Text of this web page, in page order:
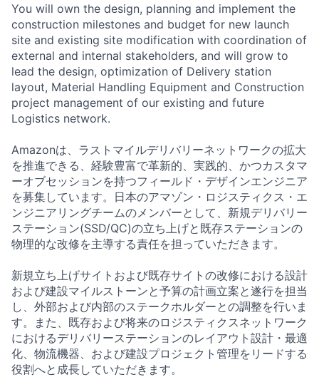
You will own the design, planning and implement the
construction milestones and budget for new launch
site and existing site modification with coordination of
external and internal stakeholders, and will grow to
lead the design, optimization of Delivery station
layout, Material Handling Equipment and Construction
project management of our existing and future
Logistics network.
Amazonは、ラストマイルデリバリーネットワークの拡大
を推進できる、経験豊富で革新的、実践的、かつカスタマ
ーオブセッションを持つフィールド・デザインエンジニア
を募集しています。日本のアマゾン・ロジスティクス・エ
ンジニアリングチームのメンバーとして、新規デリバリー
ステーション(SSD/QC)の立ち上げと既存ステーションの
物理的な改修を主導する責任を担っていただきます。
新規立ち上げサイトおよび既存サイトの改修における設計
および建設マイルストーンと予算の計画立案と遂行を担当
し、外部および内部のステークホルダーとの調整を行いま
す。また、既存および将来のロジスティクスネットワーク
におけるデリバリーステーションのレイアウト設計・最適
化、物流機器、および建設プロジェクト管理をリードする
役割へと成長していただきます。